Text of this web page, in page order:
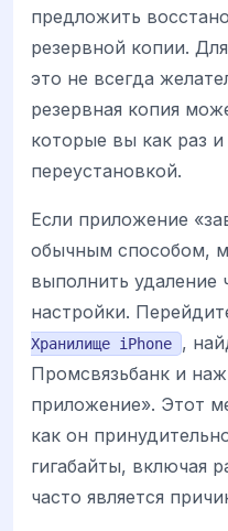
предложить
резервной копии.
это не всегда
резервная копия
которые вы как раз
переустановкой.
Если приложение
обычным способом,
выполнить удаление
настройки.
Хранилище iPhone
,
Промсвязьбанк и
приложение». Этот
как он
гигабайты, включая
часто является